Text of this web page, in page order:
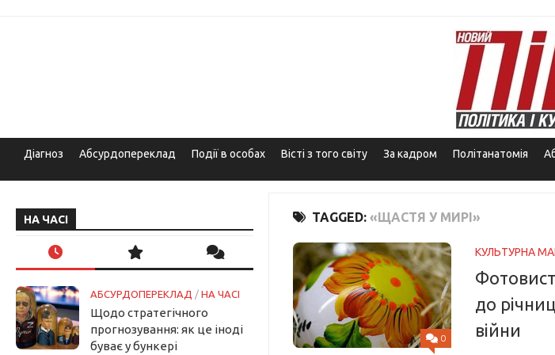
Діагноз Абсурдопереклад Події в особах Вісті з того світу За кадром Політанатомія
TAGGED: «ЩАСТЯ У МИРІ»
0
КУЛЬТУРНА
до
війни
НА ЧАСІ
АБСУРДОПЕРЕКЛАД / НА ЧАСІ
Щодо стратегічного
прогнозування: як це іноді
буває у бункері